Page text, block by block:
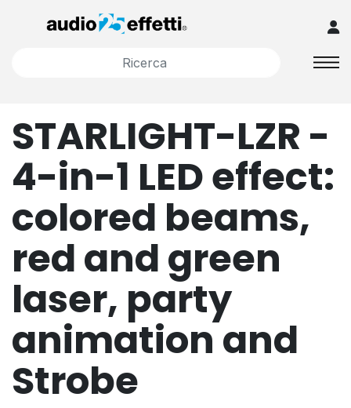
STARLIGHT-LZR -
4-in-1 LED effect:
colored beams,
red and green
laser, party
animation and
Strobe